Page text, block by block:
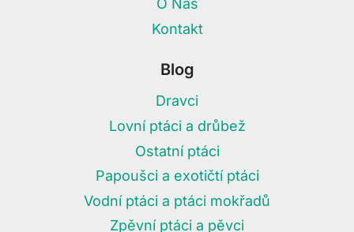
O Nás
Kontakt
Blog
Dravci
Lovní ptáci a drůbež
Ostatní ptáci
Papoušci a exotičtí ptáci
Vodní ptáci a ptáci mokřadů
Zpěvní ptáci a pěvci